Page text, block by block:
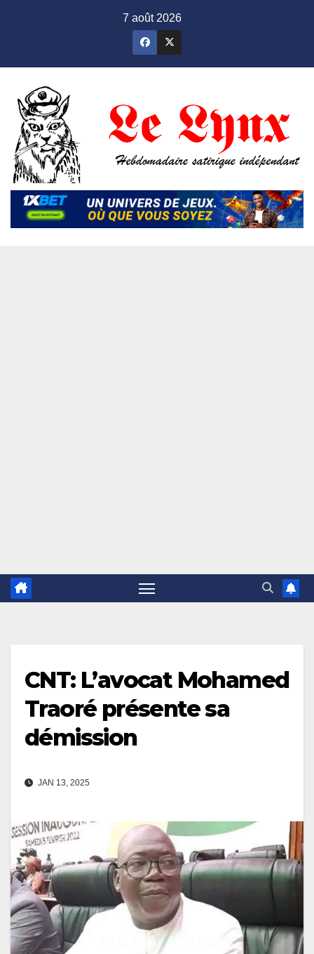
7 août 2026
CNT: L’avocat Mohamed
Traoré présente sa
démission
JAN 13, 2025